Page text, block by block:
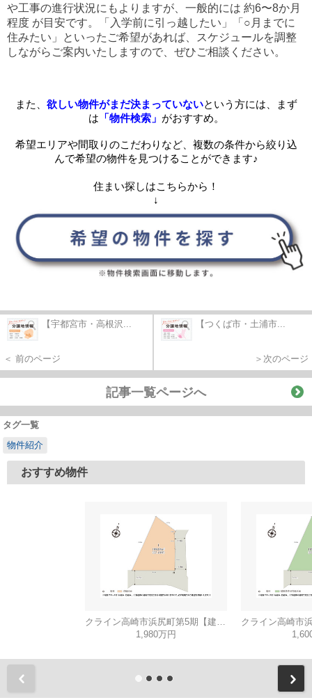
や工事の進行状況にもよりますが、一般的には 約6〜8か月
程度 が目安です。「入学前に引っ越したい」「○月までに
住みたい」といったご希望があれば、スケジュールを調整
しながらご案内いたしますので、ぜひご相談ください。
また、 欲しい物件がまだ決まっていないという方には、まず
は 「物件検索」 がおすすめ。
希望エリアや間取りのこだわりなど、複数の条件から絞り込
んで希望の物件を見つけることができます♪
住まい探しはこちらから！
↓
【宇都宮市・高根沢...
＜ 前のページ
【つくば市・土浦市...
＞次のページ
記事一覧ページへ
タグ一覧
物件紹介
おすすめ物件
クライン高崎市浜尻町第5期【建築条件無し売地】
1,980万円